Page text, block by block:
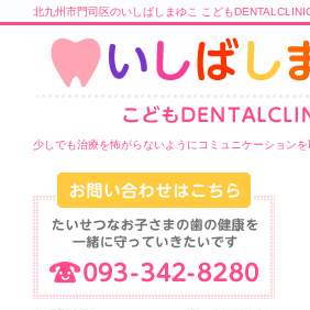
北九州市門司区のいしばしまゆこ こども
少しでも治療を怖がらないようにコミュニケーションを